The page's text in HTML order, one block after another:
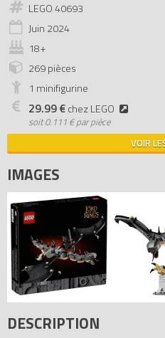
LEGO 40693
Juin 2024
18+
269 pièces
1 minifigurine
29.99 €chez LEGO
soit0.111 € par pièce
VOIR
IMAGES
DESCRIPTION